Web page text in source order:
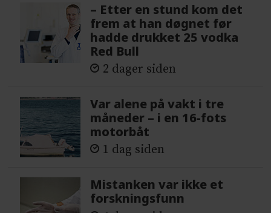
– Etter en stund kom det
frem at han døgnet før
hadde drukket 25 vodka
Red Bull
2 dager siden
Var alene på vakt i tre
måneder – i en 16-fots
motorbåt
1 dag siden
Mistanken var ikke et
forskningsfunn